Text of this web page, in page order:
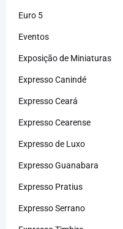
Euro 5
Eventos
Exposição de Miniaturas
Expresso Canindé
Expresso Ceará
Expresso Cearense
Expresso de Luxo
Expresso Guanabara
Expresso Pratius
Expresso Serrano